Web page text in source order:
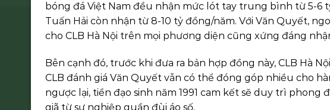
bóng đá Việt Nam đều nhận mức lót tay trung bình từ 5-6
Tuấn Hải còn nhận từ 8-10 tỷ đồng/năm. Với Văn Quyết,
cho CLB Hà Nội trên mọi phương diện cũng xứng đáng
Bên cạnh đó, trước khi đưa ra bản hợp đồng này, CLB Hà
CLB đánh giá Văn Quyết vẫn có thể đóng góp nhiều cho
ngược lại, tiền đạo sinh năm 1991 cam kết sẽ duy trì
giã từ sự nghiệp quần đùi áo số.